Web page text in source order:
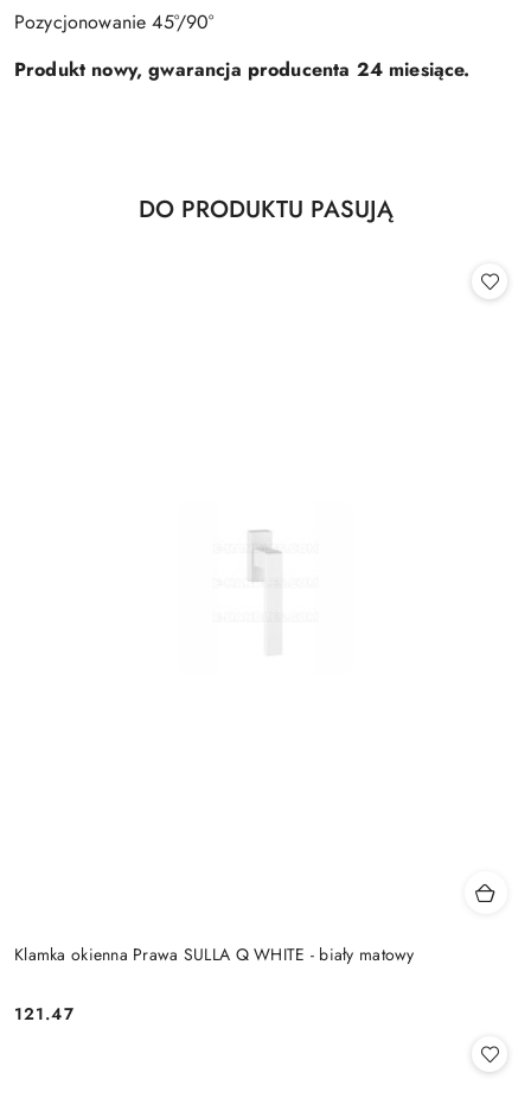
Pozycjonowanie 45°/90°
Produkt nowy, gwarancja producenta 24 miesiące.
Pomiń karuzelę produktów
Produkty
DO PRODUKTU PASUJĄ
Klamka okienna Prawa SULLA Q WHITE - biały matowy
Cena:
121.47